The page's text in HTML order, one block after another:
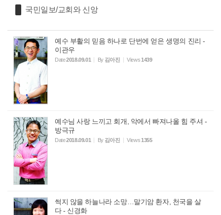
국민일보/교회와 신앙
예수 부활의 믿음 하나로 단번에 얻은 생명의 진리 -
이관우
Date2018.09.01 By 김아진 Views1439
예수님 사랑 느끼고 회개, 악에서 빠져나올 힘 주셔 -
방극규
Date2018.09.01 By 김아진 Views1355
썩지 않을 하늘나라 소망…말기암 환자, 천국을 살
다 - 신경화